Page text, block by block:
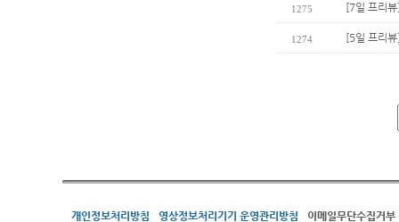
1275 [7일 프리
1274 [5일 프리
개인정보처리방침 영상정보처리기기 운영관리방침 이메일무단수집거부